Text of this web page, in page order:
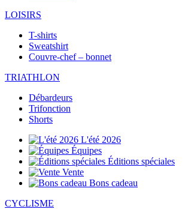
LOISIRS
T-shirts
Sweatshirt
Couvre-chef – bonnet
TRIATHLON
Débardeurs
Trifonction
Shorts
L'été 2026
Équipes
Éditions spéciales
Vente
Bons cadeau
CYCLISME